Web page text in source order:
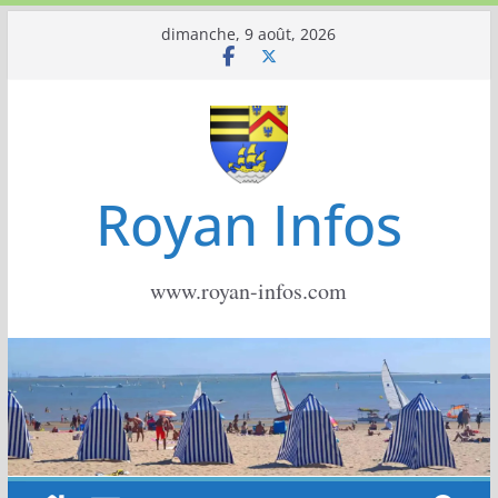
dimanche, 9 août, 2026
Royan Infos
www.royan-infos.com